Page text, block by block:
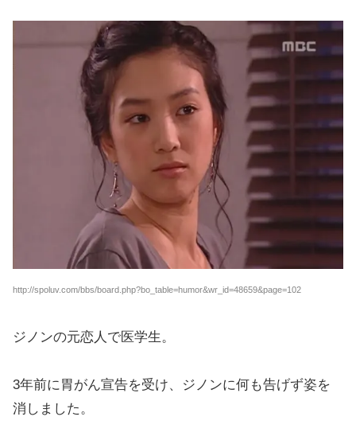
http://spoluv.com/bbs/board.php?bo_table=humor&wr_id=48659&page=102
ジノンの元恋人で医学生。
3年前に胃がん宣告を受け、ジノンに何も告げず姿を
消しました。